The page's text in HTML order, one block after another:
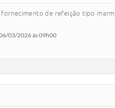
de refeição tipo
03/2026 às 09h00